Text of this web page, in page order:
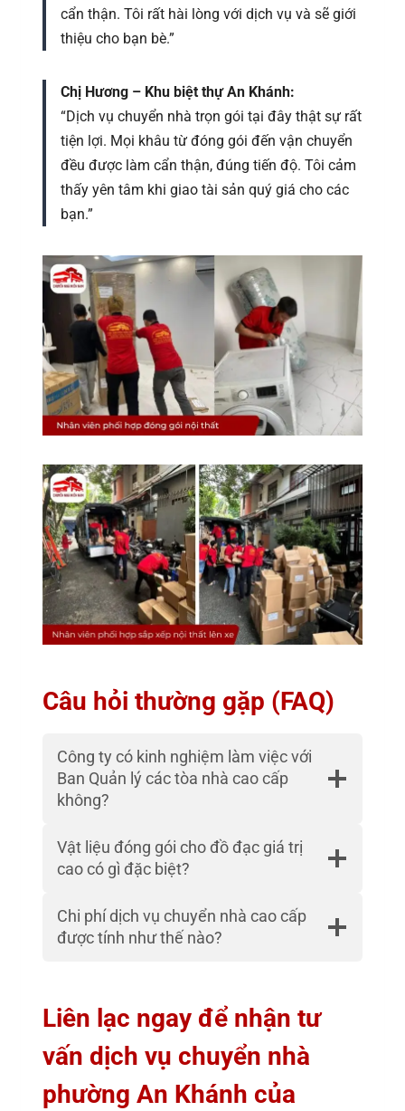
cẩn thận. Tôi rất hài lòng với dịch vụ và sẽ giới
thiệu cho bạn bè.”
Chị Hương – Khu biệt thự An Khánh:
“Dịch vụ chuyển nhà trọn gói tại đây thật sự rất
tiện lợi. Mọi khâu từ đóng gói đến vận chuyển
đều được làm cẩn thận, đúng tiến độ. Tôi cảm
thấy yên tâm khi giao tài sản quý giá cho các
bạn.”
Câu hỏi thường gặp (FAQ)
Công ty có kinh nghiệm làm việc với
Ban Quản lý các tòa nhà cao cấp
không?
Vật liệu đóng gói cho đồ đạc giá trị
cao có gì đặc biệt?
Chi phí dịch vụ chuyển nhà cao cấp
được tính như thế nào?
Liên lạc ngay để nhận tư
vấn dịch vụ chuyển nhà
phường An Khánh của